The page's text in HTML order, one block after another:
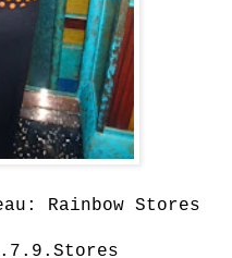
Rainbow Stores